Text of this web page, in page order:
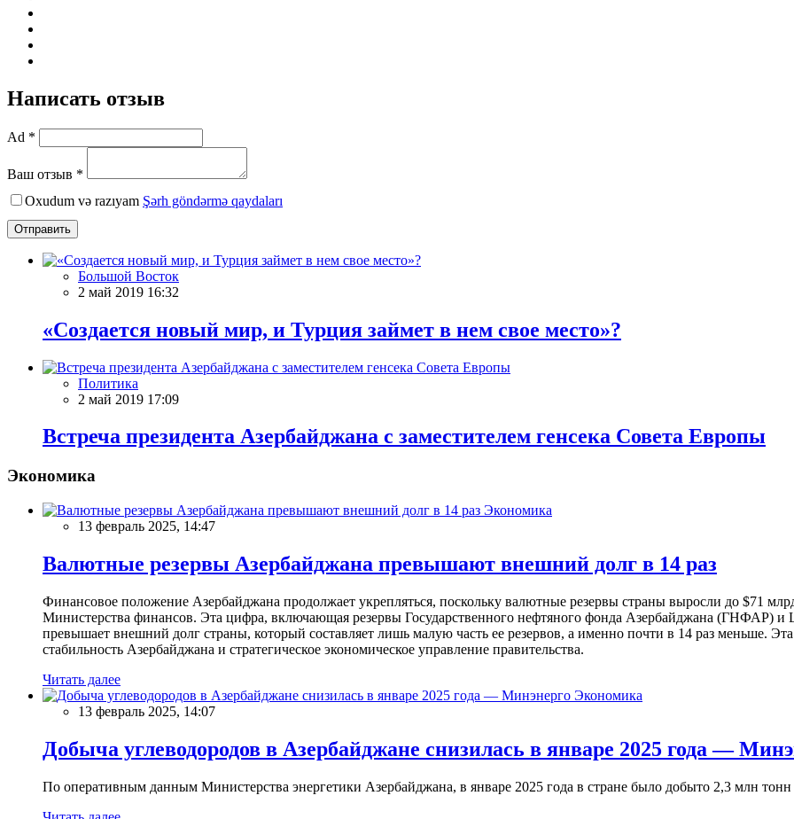
Написать отзыв
Ad *
Ваш отзыв *
Oxudum və razıyam Şərh göndərmə qaydaları
Отправить
Большой Восток
2 май 2019 16:32
«Создается новый мир, и Турция займет в нем свое место»?
Политика
2 май 2019 17:09
Встреча президента Азербайджана с заместителем генсека Совета Европы
Экономика
Экономика
13 февраль 2025, 14:47
Валютные резервы Азербайджана превышают внешний долг в 14 раз
Финансовое положение Азербайджана продолжает укрепляться, поскольку валютные резервы страны выросли до $71
Министерства финансов. Эта цифра, включающая резервы Государственного нефтяного фонда Азербайджана (ГНФАР) и
превышает внешний долг страны, который составляет лишь малую часть ее резервов, а именно почти в 14 раз меньше.
стабильность Азербайджана и стратегическое экономическое управление правительства.
Читать далее
Экономика
13 февраль 2025, 14:07
Добыча углеводородов в Азербайджане снизилась в январе 2025 года —
По оперативным данным Министерства энергетики Азербайджана, в январе 2025 года в стране было добыто 2,3 млн тонн